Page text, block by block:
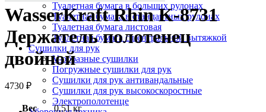
Туалетная бумага в больших рулонах
Туалетная бумага в стандартных рулонах
Туалетная бумага листовая
Туалетная бумага с центральной вытяжкой
Сушилки для рук
V-образные сушилки
Погружные сушилки для рук
Сушилки для рук антивандальные
Сушилки для рук высокоскоростные
Электрополотенце
WasserKraft Rhin K-8731
Держатель полотенец
двойной
4730 ₽
Вес 0,51 кг